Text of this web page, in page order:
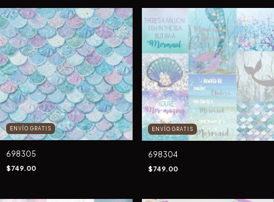
ENVÍO GRATIS
698305
$749.00
ENVÍO GRATIS
698304
$749.00